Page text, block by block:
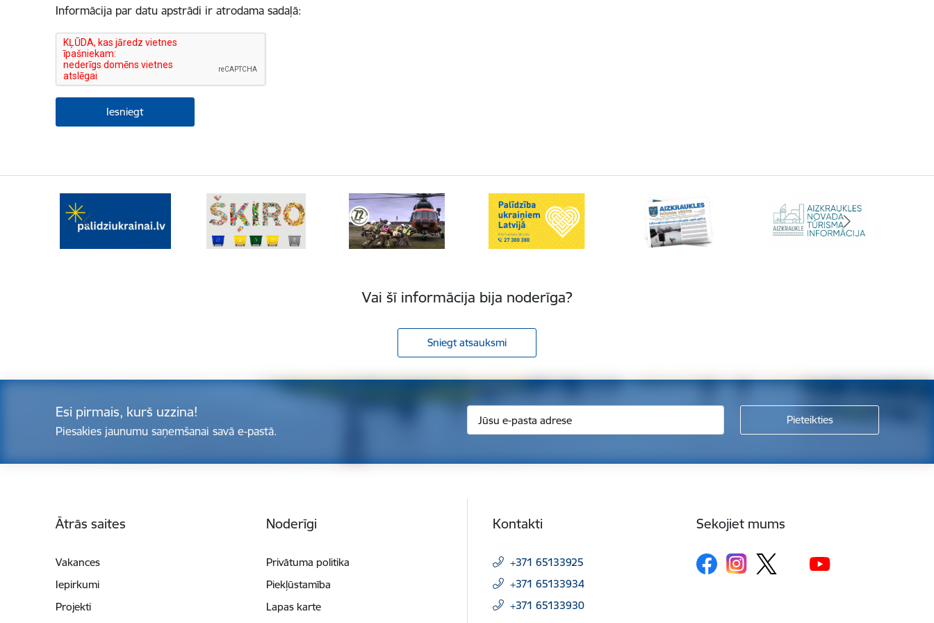
Informācija par datu apstrādi ir atrodama sadaļā:
Vai šī informācija bija noderīga?
Sniegt atsauksmi
Esi pirmais, kurš uzzina!
Piesakies jaunumu saņemšanai savā e-pastā.
Ātrās saites
Vakances
Iepirkumi
Projekti
Noderīgi
Privātuma politika
Piekļūstamība
Lapas karte
Kontakti
+371 65133925
+371 65133934
+371 65133930
Sekojiet mums